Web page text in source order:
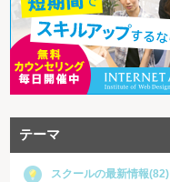
テーマ
スクールの最新情報(82)